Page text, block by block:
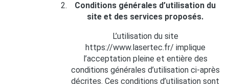
Conditions générales d’utilisation du
site et des services proposés.
L’utilisation du site
https://www.lasertec.fr/ implique
l’acceptation pleine et entière des
conditions générales d’utilisation ci-après
décrites. Ces conditions d’utilisation sont